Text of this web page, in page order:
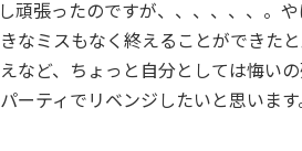
頑張ったのですが、、、、、、。
なミスもなく終えることができた
など、ちょっと自分としては悔い
ーティでリベンジしたいと思います